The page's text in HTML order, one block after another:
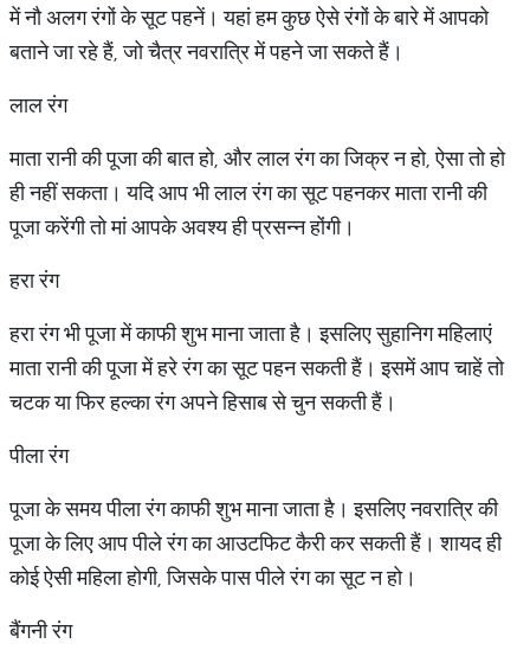
में नौ अलग रंगों के सूट पहनें। यहां हम कुछ ऐसे रंगों के बारे में आपको
बताने जा रहे हैं, जो चैत्र नवरात्रि में पहने जा सकते हैं।
लाल रंग
माता रानी की पूजा की बात हो, और लाल रंग का जिक्र न हो, ऐसा तो हो
ही नहीं सकता। यदि आप भी लाल रंग का सूट पहनकर माता रानी की
पूजा करेंगी तो मां आपके अवश्य ही प्रसन्न होंगी।
हरा रंग
हरा रंग भी पूजा में काफी शुभ माना जाता है। इसलिए सुहानिग महिलाएं
माता रानी की पूजा में हरे रंग का सूट पहन सकती हैं। इसमें आप चाहें तो
चटक या फिर हल्का रंग अपने हिसाब से चुन सकती हैं।
पीला रंग
पूजा के समय पीला रंग काफी शुभ माना जाता है। इसलिए नवरात्रि की
पूजा के लिए आप पीले रंग का आउटफिट कैरी कर सकती हैं। शायद ही
कोई ऐसी महिला होगी, जिसके पास पीले रंग का सूट न हो।
बैंगनी रंग